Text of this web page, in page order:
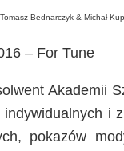
Bednarczyk & Michał
– For Tune
Akademii
i
pokazów